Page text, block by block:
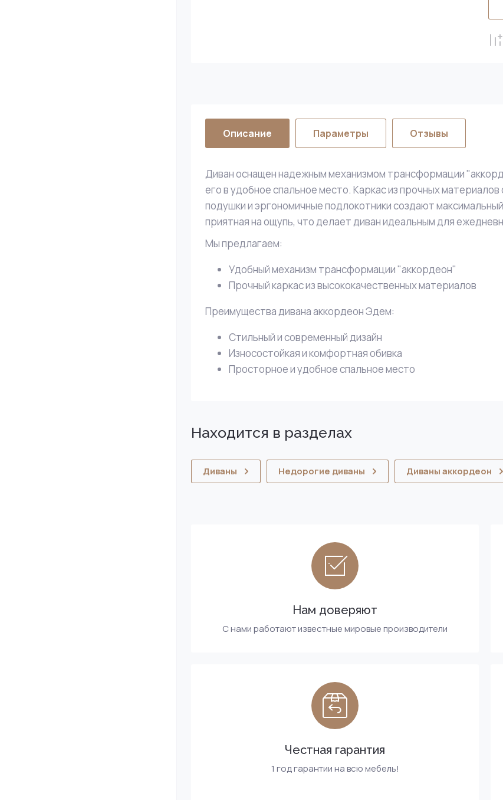
Описание Параметры Отзывы
Диван оснащен надежным механизмом трансформации
его в удобное спальное место. Каркас из прочных
подушки и эргономичные подлокотники создают
приятная на ощупь, что делает диван идеальным для
Мы предлагаем:
Удобный механизм трансформации "аккордеон"
Прочный каркас из высококачественных материалов
Преимущества дивана аккордеон Эдем:
Стильный и современный дизайн
Износостойкая и комфортная обивка
Просторное и удобное спальное место
Находится в разделах
Диваны Недорогие диваны Диваны аккордеон
Нам доверяют
С нами работают известные мировые производители
Честная гарантия
1 год гарантии на всю мебель!